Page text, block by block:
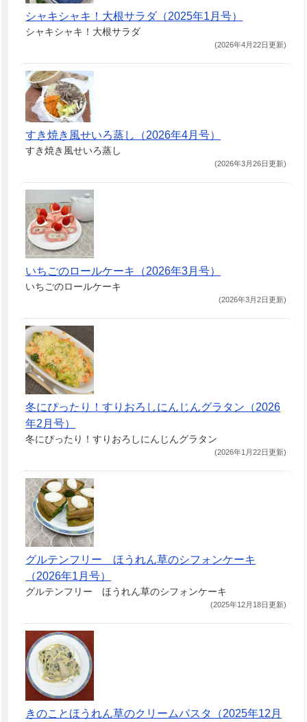
シャキシャキ！大根サラダ（2025年1月号）
シャキシャキ！大根サラダ
(2026年4月22日更新)
すき焼き風せいろ蒸し（2026年4月号）
すき焼き風せいろ蒸し
(2026年3月26日更新)
いちごのロールケーキ（2026年3月号）
いちごのロールケーキ
(2026年3月2日更新)
冬にぴったり！すりおろしにんじんグラタン（2026
年2月号）
冬にぴったり！すりおろしにんじんグラタン
(2026年1月22日更新)
グルテンフリー ほうれん草のシフォンケーキ
（2026年1月号）
グルテンフリー ほうれん草のシフォンケーキ
(2025年12月18日更新)
きのことほうれん草のクリームパスタ（2025年12月